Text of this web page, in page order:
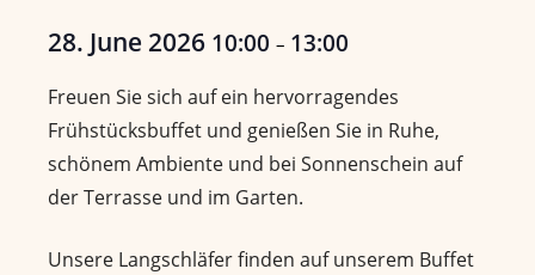
28. June 2026 10:00 – 13:00
Freuen Sie sich auf ein hervorragendes
Frühstücksbuffet und genießen Sie in Ruhe,
schönem Ambiente und bei Sonnenschein auf
der Terrasse und im Garten.
Unsere Langschläfer finden auf unserem Buffet